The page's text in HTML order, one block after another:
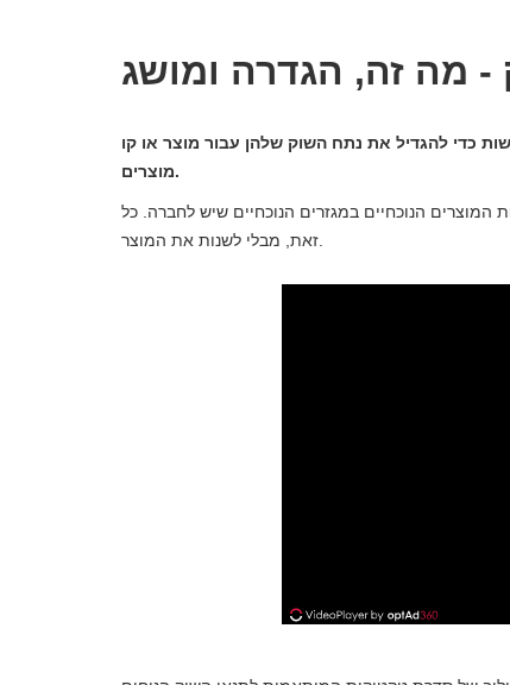
- מה זה, הגדרה ומושג
כדי להגדיל את נתח השוק שלהן עבור מוצר או קו
מוצרים.
הנוכחיים במגזרים הנוכחיים שיש לחברה. כל